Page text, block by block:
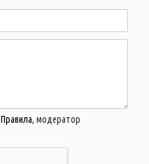
Правила, модератор